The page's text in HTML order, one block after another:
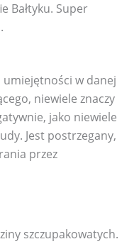
Bałtyku. Super
umiejętności w danej
niewiele znaczy
jako niewiele
Jest postrzegany,
przez
szczupakowatych.